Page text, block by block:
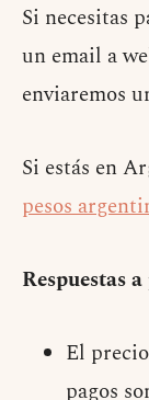
Si necesitas
un email a
enviaremos
Si estás en
pesos
Respuestas
El
pagos